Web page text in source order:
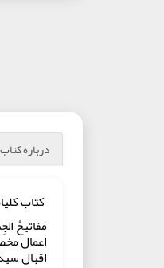
درباره کتاب
کتاب
اعمال
اقبال